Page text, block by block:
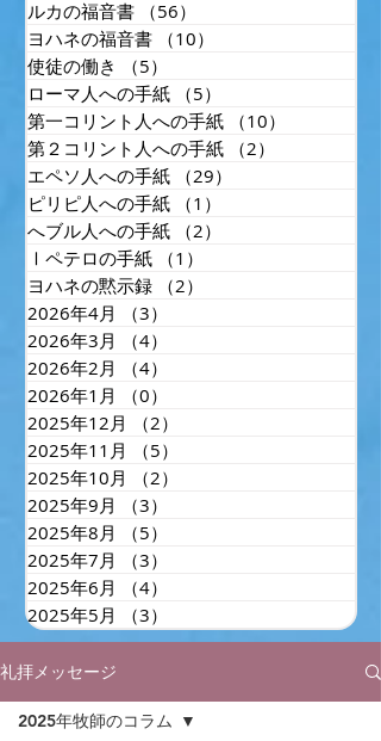
ルカの福音書
（56）
ヨハネの福音書
（10）
使徒の働き
（5）
ローマ人への手紙
（5）
第一コリント人への手紙
（10）
第２コリント人への手紙
（2）
エペソ人への手紙
（29）
ピリピ人への手紙
（1）
へブル人への手紙
（2）
Ⅰペテロの手紙
（1）
ヨハネの黙示録
（2）
2026年4月
（3）
2026年3月
（4）
2026年2月
（4）
2026年1月
（0）
2025年12月
（2）
2025年11月
（5）
2025年10月
（2）
2025年9月
（3）
2025年8月
（5）
2025年7月
（3）
2025年6月
（4）
2025年5月
（3）
礼拝メッセージ
2025年牧師のコラム